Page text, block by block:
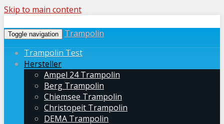
Skip to main content
Toggle navigation
Trampolin
Trampolin Test
Hersteller
Ampel 24 Trampolin
Berg Trampolin
Chiemsee Trampolin
Christopeit Trampolin
DEMA Trampolin